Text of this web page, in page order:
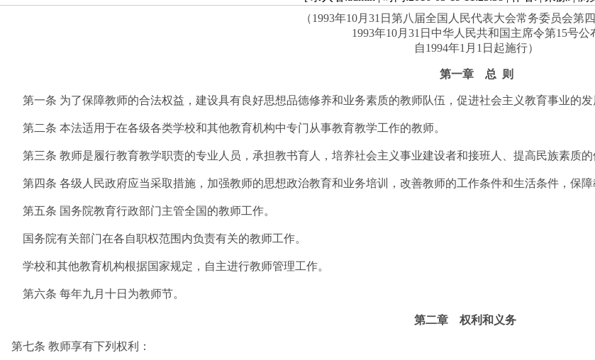
（1993年10月31日第八届全国人民代表大会常务委员会第
1993年10月31日中华人民共和国主席令第15号公
自1994年1月1日起施行）
第一章 总 则
第一条 为了保障教师的合法权益，建设具有良好思想品德修养和业务素质的教师队伍，促进社会主义教育事业的发
第二条 本法适用于在各级各类学校和其他教育机构中专门从事教育教学工作的教师。
第三条 教师是履行教育教学职责的专业人员，承担教书育人，培养社会主义事业建设者和接班人、提高民族素质的
第四条 各级人民政府应当采取措施，加强教师的思想政治教育和业务培训，改善教师的工作条件和生活条件，保障
第五条 国务院教育行政部门主管全国的教师工作。
国务院有关部门在各自职权范围内负责有关的教师工作。
学校和其他教育机构根据国家规定，自主进行教师管理工作。
第六条 每年九月十日为教师节。
第二章 权利和义务
第七条 教师享有下列权利：